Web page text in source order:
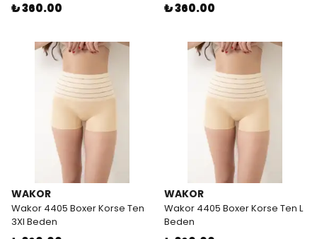
₺ 360.00 ₺ 360.00
WAKOR
Wakor 4405 Boxer Korse Ten
3Xl Beden
WAKOR
Wakor 4405 Boxer Korse Ten L
Beden